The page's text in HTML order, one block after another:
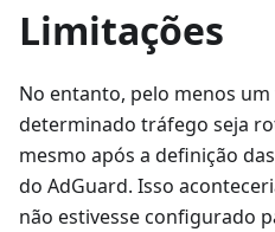
Limitações
No entanto, pelo menos
determinado tráfego seja
mesmo após a definição
do AdGuard. Isso
não estivesse configurado